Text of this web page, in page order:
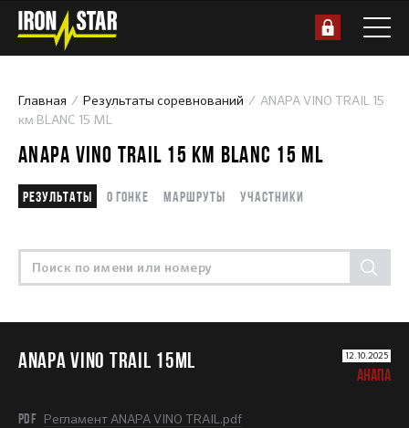
Главная Результаты соревнований
ANAPA VINO TRAIL 15
км BLANC 15 ML
ANAPA VINO TRAIL 15 КМ BLANC 15 ML
Результаты О гонке Маршруты Участники
ANAPA VINO TRAIL 15ML 12.10.2025
АНАПА
PDF Регламент ANAPA VINO TRAIL.pdf